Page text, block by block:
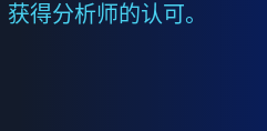
获得分析师的认可。